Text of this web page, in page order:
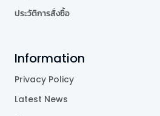
ประวัติการสั่งซื้อ
Information
Privacy Policy
Latest News